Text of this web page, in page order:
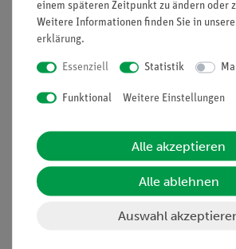
der
Siedepunktserhöhung
(Ebullioskopie)
1.905,00 €
einem späteren Zeitpunkt zu ändern oder
Weitere Informationen finden Sie in
erklärung.
Essenziell Statistik
Funktional Weitere Einstellungen
Alle akzeptieren
Alle ablehnen
Auswahl